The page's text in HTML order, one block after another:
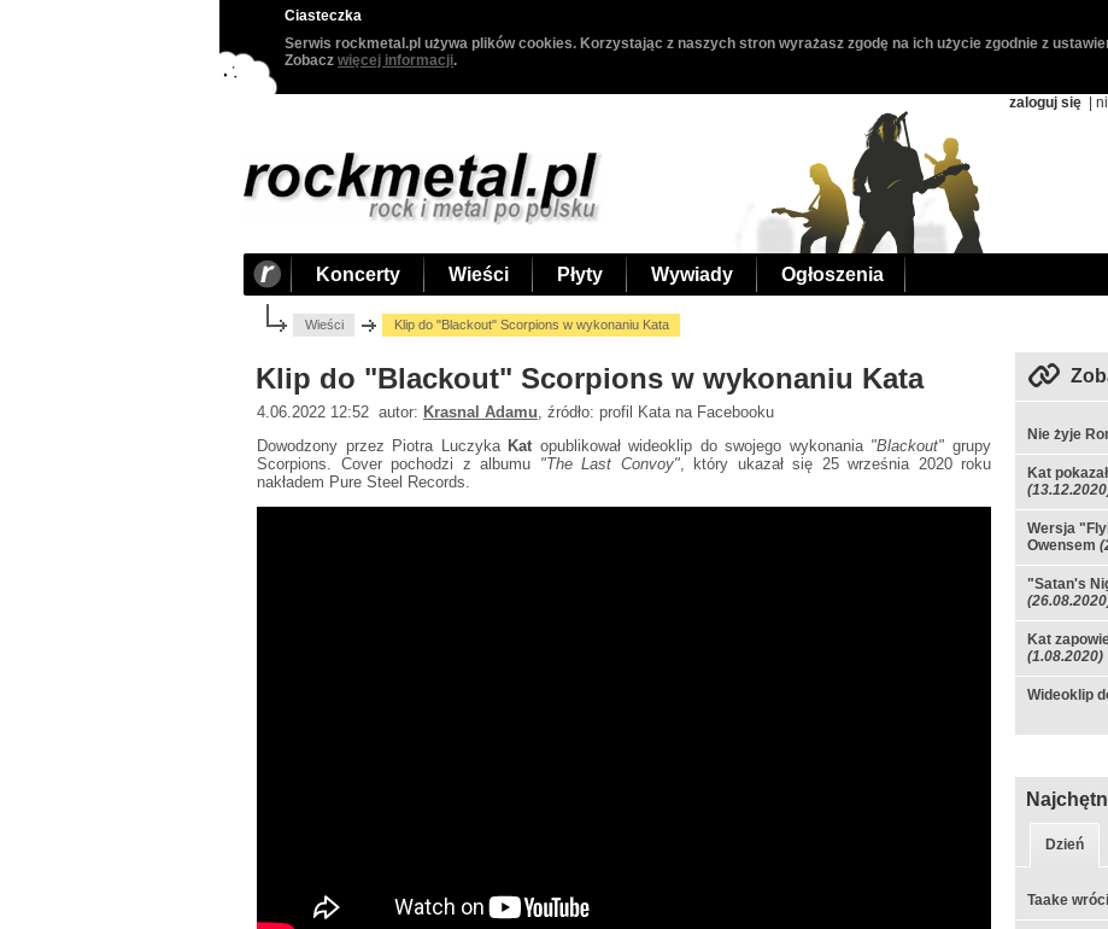
Ciasteczka
Serwis rockmetal.pl używa plików cookies. Korzystając z naszych stron wyrażasz zgodę na ich użycie zgodnie z
Zobacz więcej informacji.
zaloguj się |
Koncerty Wieści Płyty Wywiady Ogłoszenia
Wieści Klip do "Blackout" Scorpions w wykonaniu Kata
Klip do "Blackout" Scorpions w wykonaniu Kata
4.06.2022 12:52 autor: Krasnal Adamu , źródło: profil Kata na Facebooku
Dowodzony przez Piotra Luczyka Kat opublikował wideoklip do swojego wykonania "Blackout" grupy
Scorpions. Cover pochodzi z albumu "The Last Convoy", który ukazał się 25 września 2020 roku
nakładem Pure Steel Records.
Nie żyje
Kat
Wersja
Owensem
"Satan's
Kat
(1.08.2020)
Wideoklip
Dzień
Taake